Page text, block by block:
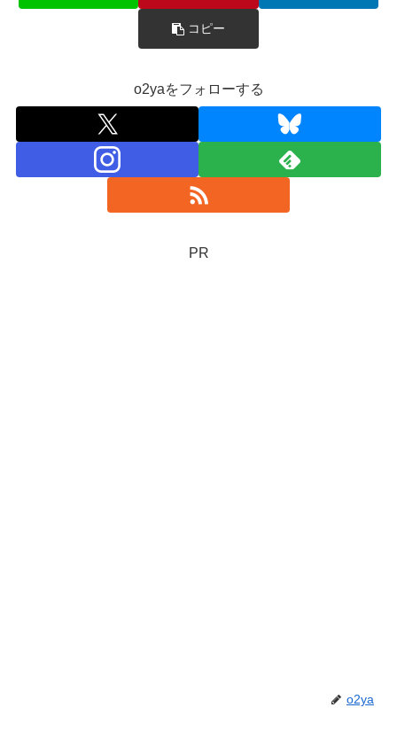
コピー
o2yaをフォローする
PR
o2ya